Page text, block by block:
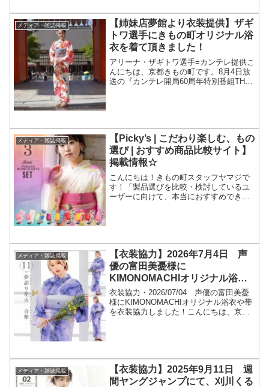
メディア・雑誌掲載
【姉妹店夢館より衣装提供】ザギ
トワ選手にきもの町オリジナル浴
衣を着て頂きました！
アリーナ・ザギトワ選手=カンテレ提供こ
んにちは、京都きもの町です。8月4日放
送の『カンテレ開局60周年特別番組THE
メディア・雑誌掲載
【Picky’s | こだわり楽しむ、もの
選び | おすすめ商品比較サイト】
掲載情報☆
こんにちは！きもの町スタッフヤマジで
す！「製品選びを比較・検討しているユ
ーザーに向けて、本当におすすめできる
メディア・雑誌掲載
【衣装協力】2026年7月4日 声
優の富田美憂様に
KIMONOMACHIオリジナル浴衣
や帯を衣装協力しました！
衣装協力・2026/07/04 声優の富田美憂
様にKIMONOMACHIオリジナル浴衣や帯
を衣装協力しました！こんにちは、京都
メディア・雑誌掲載
【衣装協力】2025年9月11日 週
間ヤングジャンプにて、刈川くる